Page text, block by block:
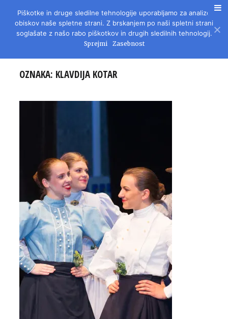
REVIJA ZA LITERATURO, KULTURO IN DRUŽBENA VPRAŠANJA
OZNAKA: KLAVDIJA KOTAR
Piškotke in druge sledilne tehnologije uporabljamo za analizo
obiskov naše spletne strani. Z brskanjem po naši spletni strani
soglašate z našo rabo piškotkov in drugih sledilnih tehnologij.
Sprejmi Zasebnost